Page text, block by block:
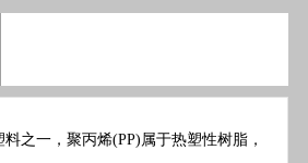
之一，聚丙烯(PP)属于热塑性树脂，